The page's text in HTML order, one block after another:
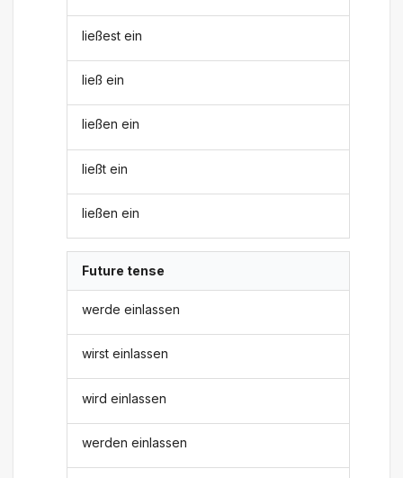
ließest ein
ließ ein
ließen ein
ließt ein
ließen ein
Future tense
werde einlassen
wirst einlassen
wird einlassen
werden einlassen